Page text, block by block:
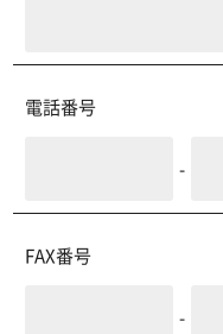
電話番号
-
FAX番号
-